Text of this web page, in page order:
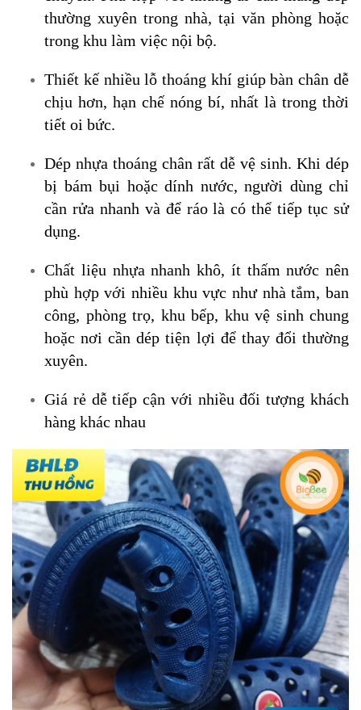
thường xuyên trong nhà, tại văn phòng hoặc
trong khu làm việc nội bộ.
Thiết kế nhiều lỗ thoáng khí giúp bàn chân dễ
chịu hơn, hạn chế nóng bí, nhất là trong thời
tiết oi bức.
Dép nhựa thoáng chân rất dễ vệ sinh. Khi dép
bị bám bụi hoặc dính nước, người dùng chỉ
cần rửa nhanh và để ráo là có thể tiếp tục sử
dụng.
Chất liệu nhựa nhanh khô, ít thấm nước nên
phù hợp với nhiều khu vực như nhà tắm, ban
công, phòng trọ, khu bếp, khu vệ sinh chung
hoặc nơi cần dép tiện lợi để thay đổi thường
xuyên.
Giá rẻ dễ tiếp cận với nhiều đối tượng khách
hàng khác nhau